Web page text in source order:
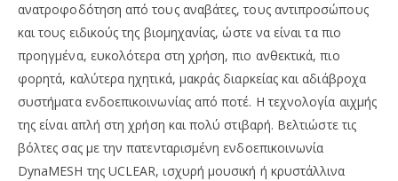
ανατροφοδότηση από τους αναβάτες, τους αντιπροσώπους
και τους ειδικούς της βιομηχανίας, ώστε να είναι τα πιο
προηγμένα, ευκολότερα στη χρήση, πιο ανθεκτικά, πιο
φορητά, καλύτερα ηχητικά, μακράς διαρκείας και αδιάβροχα
συστήματα ενδοεπικοινωνίας από ποτέ. Η τεχνολογία αιχμής
της είναι απλή στη χρήση και πολύ στιβαρή. Βελτιώστε τις
βόλτες σας με την πατενταρισμένη ενδοεπικοινωνία
DynaMESH της UCLEAR, ισχυρή μουσική ή κρυστάλλινα